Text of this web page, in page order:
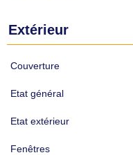
Extérieur
Couverture
Etat général
Etat extérieur
Fenêtres